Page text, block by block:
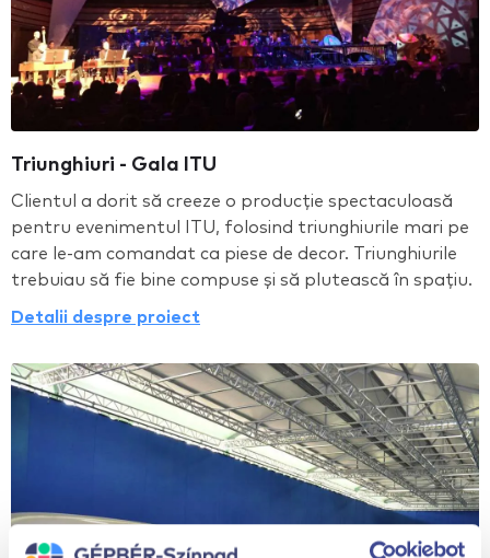
Triunghiuri - Gala ITU
Clientul a dorit să creeze o producție spectaculoasă
pentru evenimentul ITU, folosind triunghiurile mari pe
care le-am comandat ca piese de decor. Triunghiurile
trebuiau să fie bine compuse și să plutească în spațiu.
Detalii despre proiect